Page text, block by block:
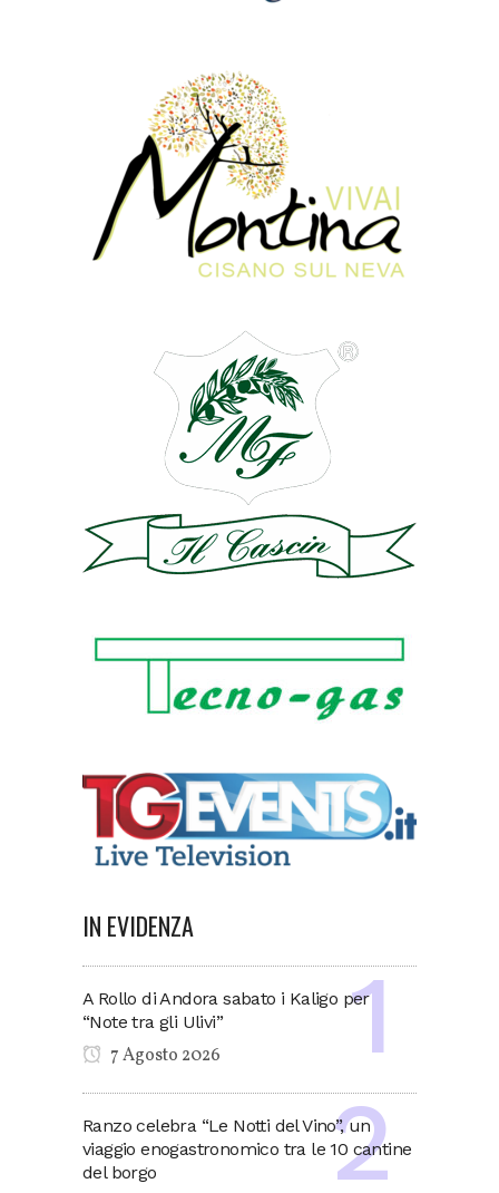
IN EVIDENZA
A Rollo di Andora sabato i Kaligo per
“Note tra gli Ulivi”
7 Agosto 2026
Ranzo celebra “Le Notti del Vino”, un
viaggio enogastronomico tra le 10 cantine
del borgo